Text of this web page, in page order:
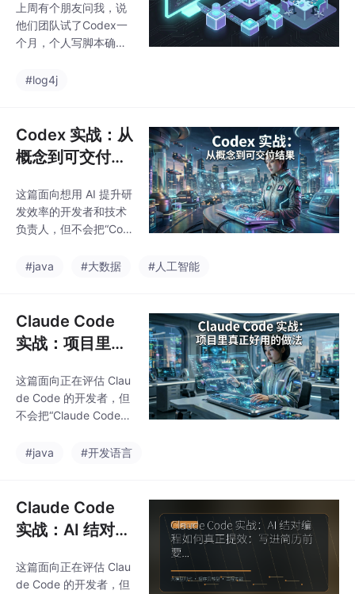
是接手门槛
上周有个朋友问我，说
他们团队试了Codex一
个月，个人写脚本确实
项目，代码能跑，别人
具从个人试用走向团队
协作是趋势，但大部分
人只看到了Demo阶段
项目能不能在团队里跑
起来的，不是模型有多
聪明，而是权限怎么
文档怎么写。我最近也
把这些经验拆开来聊
聊。Codex
#log4j
Codex 实战：从
概念到可交付结
这篇面向想用 AI 提升研
发效率的开发者和技术
负责人，但不会把“Cod
付结果”写成概念清单。
实开发、学习路线和求
职准备里看，顺便讲几
个容易忽略的取舍。这
查切入，重点写风险、
监控和回滚”展开，换一
组场景和例子来讲。回
念到可交付结果”这个主
放在什么场景
#java #大数据 #人工智能
Claude Code
实战：项目里真
这篇面向正在评估 Clau
de Code 的开发者，但
不会把“Claude Code
的做法”写成概念清单。
真实开发、学习路线和
求职准备里看，顺便讲
几个容易忽略的取舍。
角度切入，重点写协
作、日志和可维护性”展
#java #开发语言
Claude Code
实战：AI 结对编
效：写进简历前
这篇面向正在评估 Clau
de Code 的开发者，但